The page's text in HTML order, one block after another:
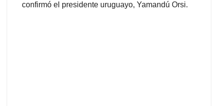
confirmó el presidente uruguayo, Yamandú Orsi.